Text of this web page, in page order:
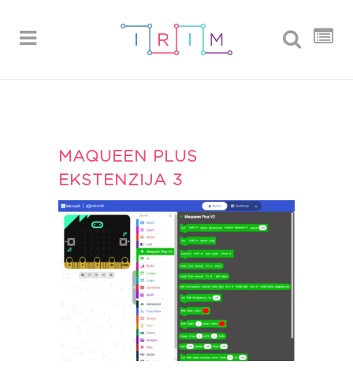
MAQUEEN PLUS
EKSTENZIJA 3